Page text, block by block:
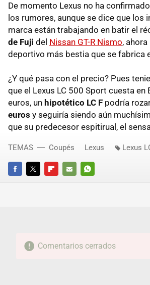
De momento Lexus no ha
los rumores, aunque se dice que los
marca están trabajando en batir el
de Fuji del Nissan GT-R Nismo,
deportivo más bestia que se fabrica
¿Y qué pasa con el precio? Pues
que el Lexus LC 500 Sport cuesta en
euros, un hipotético LC F podría
euros y seguiría siendo aún
que su predecesor espitirual, el
FACEBOOKTWITTERFLIPBOARD
E-
WHATSAPP
TEMAS Coupés Lexus Lexus
Comentarios cerrados